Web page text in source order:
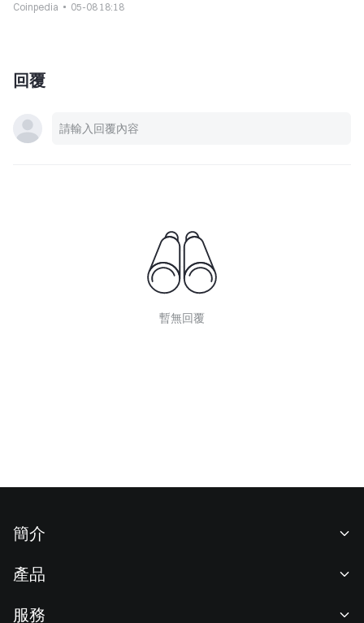
Coinpedia 05-08 18:18
回覆
暫無回覆
簡介
新聞中心
產品
服務